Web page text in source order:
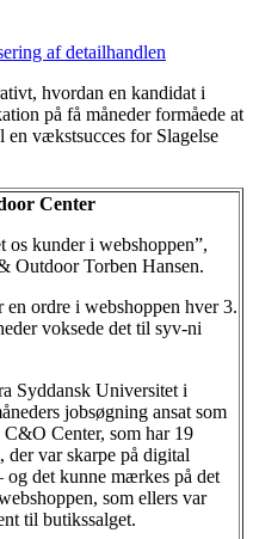
af detailhandlen
hvordan en kandidat i
på få måneder formåede at
en vækstsucces for Slagelse
Center
os kunder i webshoppen”,
Outdoor Torben Hansen.
en ordre i webshoppen hver 3.
voksede det til syv-ni
Syddansk Universitet i
jobsøgning ansat som
C&O Center, som har 19
der var skarpe på digital
det kunne mærkes på det
som ellers var
til butikssalget.